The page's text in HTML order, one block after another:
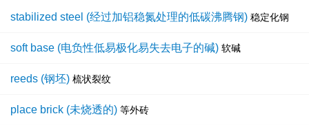
stabilized steel (经过加铝稳氮处理的低碳沸腾钢) 稳定化钢
soft base (电负性低易极化易失去电子的碱) 软碱
reeds (钢坯) 梳状裂纹
place brick (未烧透的) 等外砖